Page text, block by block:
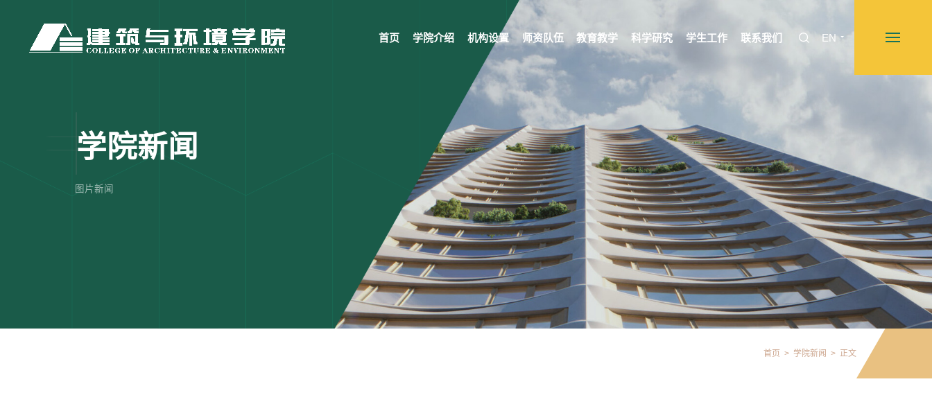
首页 学院介绍 机构设置 师资队伍 教育教学 科学研究 学生工作 联系我们 EN
学院新闻
图片新闻
首页 > 学院新闻 > 正文